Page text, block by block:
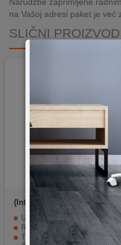
na Vašoj adresi paket je već
SLIČNI
(Intenso)
USB2.0-
8GB/Rainbow
USB Flash drive 8GB Hi-Speed USB 2.0
Rainbow Line, zelena boja
Transparentna plastika